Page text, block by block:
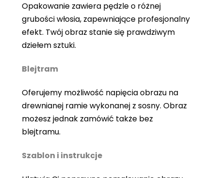
Opakowanie zawiera pędzle o różnej
grubości włosia, zapewniające profesjonalny
efekt. Twój obraz stanie się prawdziwym
dziełem sztuki.
Blejtram
Oferujemy możliwość napięcia obrazu na
drewnianej ramie wykonanej z sosny. Obraz
możesz jednak zamówić także bez
blejtramu.
Szablon i instrukcje